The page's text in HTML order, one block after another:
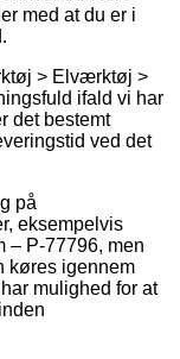
med at du er i
> Elværktøj >
ifald vi har
det bestemt
ved det
på
eksempelvis
– P-77796, men
køres igennem
mulighed for at